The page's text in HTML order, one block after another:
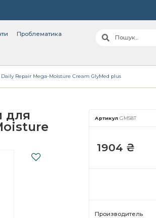
Проблематика
Repair Mega-Moisture Cream GlyMed plus
для Артикул GM58T
1904 ₴
Производитель